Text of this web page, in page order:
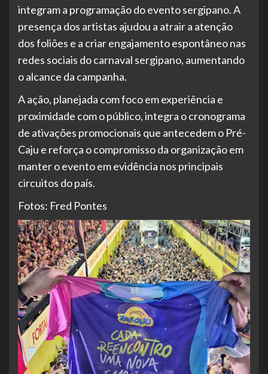
integram a programação do evento sergipano. A
presença dos artistas ajudou a atrair a atenção
dos foliões e a criar engajamento espontâneo nas
redes sociais do carnaval sergipano, aumentando
o alcance da campanha.
A ação, planejada com foco em experiência e
proximidade com o público, integra o cronograma
de ativações promocionais que antecedem o Pré-
Caju e reforça o compromisso da organização em
manter o evento em evidência nos principais
circuitos do país.
Fotos: Fred Pontes